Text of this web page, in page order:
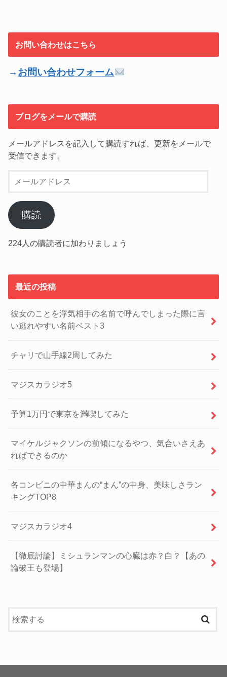
お問い合わせはこちら
→ お問い合わせフォーム
ブログをメールで購読
メールアドレスを記入して購読すれば、更新をメールで
受信できます。
ー
ル
ア
ド
ス
購読
224人の購読者に加わりましょう
最近の投稿
彼女のことを浮気相手の名前で呼んでしまった際に言
い逃れやすい名前ベスト3
チャリで山手線2周してみた
マジスカラジオ5
予算1万円で東京を満喫してみた
マイケルジャクソンの前傾になるやつ、気合いさえあ
ればできるのか
各コンビニの中華まんの“まん”の中身、美味しさラン
キングTOP8
マジスカラジオ4
【徹底討論】ミシュランマンの心臓は赤？白？【あの
論破王も登場】